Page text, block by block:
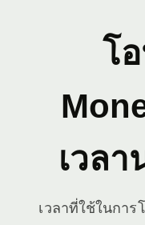
โ
เวล
เวลาที่ใช้ในการ